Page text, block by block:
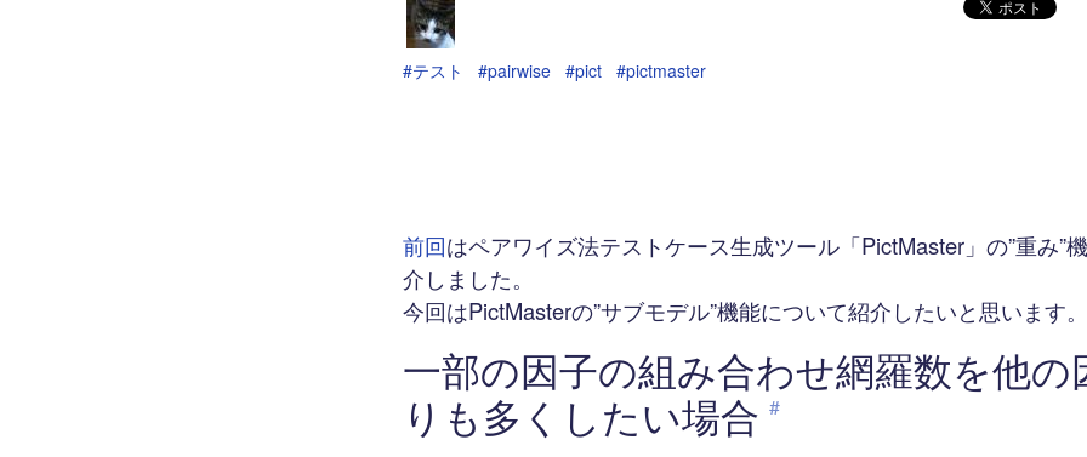
#テスト #pairwise #pict #pictmaster
前回はペアワイズ法テストケース生成ツール「PictMaster」の”重み”
介しました。
今回はPictMasterの”サブモデル”機能について紹介したいと思います。
一部の因子の組み合わせ網羅数を他の
りも多くしたい場合 #